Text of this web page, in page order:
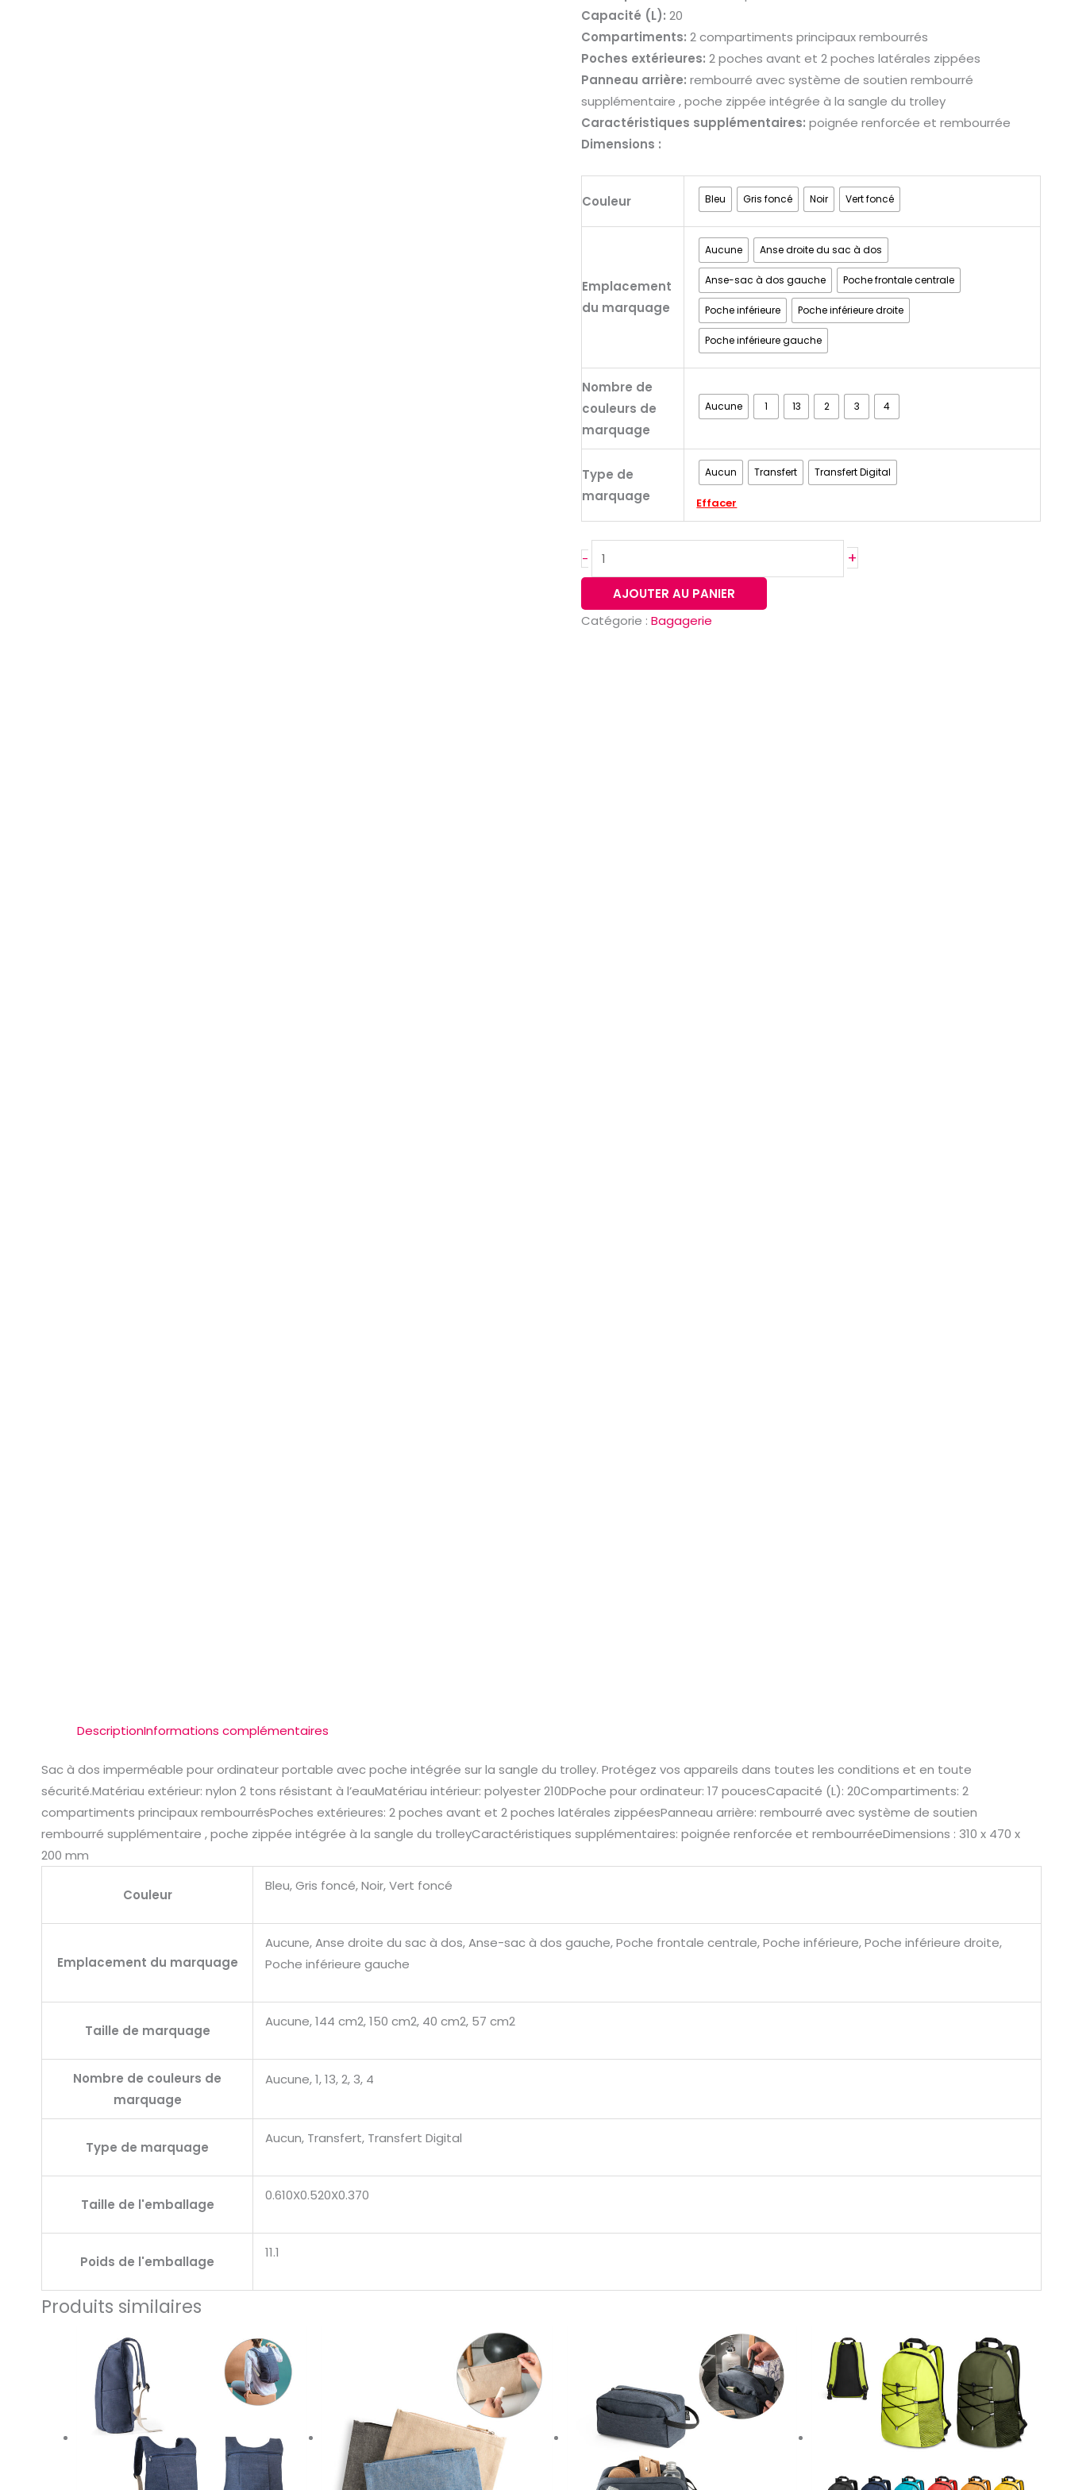
Capacité (L): 20
Compartiments: 2 compartiments principaux rembourrés
Poches extérieures: 2 poches avant et 2 poches latérales zippées
Panneau arrière: rembourré avec système de soutien rembourré
supplémentaire , poche zippée intégrée à la sangle du trolley
Caractéristiques supplémentaires: poignée renforcée et rembourrée
Dimensions :
Couleur Bleu Gris foncé Noir Vert foncé
Emplacement
du marquage
Aucune Anse droite du sac à dos
Anse-sac à dos gauche Poche frontale centrale
Poche inférieure Poche inférieure droite
Poche inférieure gauche
Nombre de
couleurs de
marquage
Aucune 1 13 2 3 4
Type de
marquage
Aucun Transfert Transfert Digital
Effacer
-
17''
en
nylon
2tone
imperméable
+
AJOUTER AU PANIER
Catégorie :Bagagerie
DescriptionInformations complémentaires
Sac à dos imperméable pour ordinateur portable avec poche intégrée sur la sangle du trolley. Protégez vos appareils dans toutes les conditions et en toute
sécurité.Matériau extérieur: nylon 2 tons résistant à l’eauMatériau intérieur: polyester 210DPoche pour ordinateur: 17 poucesCapacité (L): 20Compartiments: 2
compartiments principaux rembourrésPoches extérieures: 2 poches avant et 2 poches latérales zippéesPanneau arrière: rembourré avec système de soutien
rembourré supplémentaire , poche zippée intégrée à la sangle du trolleyCaractéristiques supplémentaires: poignée renforcée et rembourréeDimensions : 310 x 470 x
200 mm
Couleur
Bleu, Gris foncé, Noir, Vert foncé
Emplacement du marquage
Aucune, Anse droite du sac à dos, Anse-sac à dos gauche, Poche frontale centrale, Poche inférieure, Poche inférieure droite,
Poche inférieure gauche
Taille de marquage
Aucune, 144 cm2, 150 cm2, 40 cm2, 57 cm2
Nombre de couleurs de
marquage
Aucune, 1, 13, 2, 3, 4
Type de marquage
Aucun, Transfert, Transfert Digital
Taille de l'emballage
0.610X0.520X0.370
Poids de l'emballage
11.1
Produits similaires